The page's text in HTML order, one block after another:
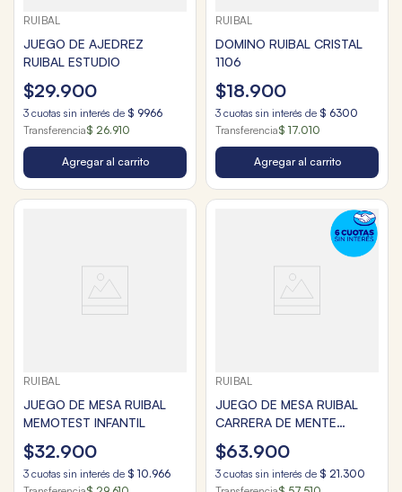
RUIBAL
JUEGO DE AJEDREZ
RUIBAL ESTUDIO
$29.900
3 cuotas sin interés de $ 9966
Transferencia$ 26.910
Agregar al carrito
RUIBAL
DOMINO RUIBAL CRISTAL
1106
$18.900
3 cuotas sin interés de $ 6300
Transferencia$ 17.010
Agregar al carrito
RUIBAL
JUEGO DE MESA RUIBAL
MEMOTEST INFANTIL
$32.900
3 cuotas sin interés de $ 10.966
RUIBAL
JUEGO DE MESA RUIBAL
CARRERA DE MENTE
EDICION AZUL
$63.900
3 cuotas sin interés de $ 21.300